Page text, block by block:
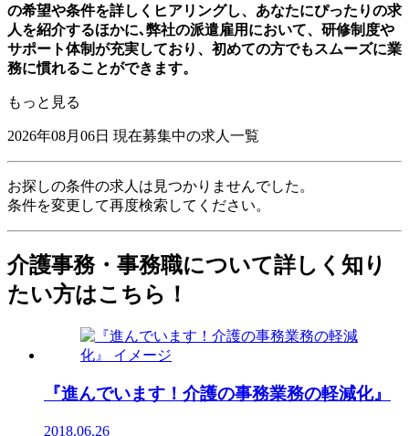
の希望や条件を詳しくヒアリングし、あなたにぴったりの求
人を紹介するほかに､弊社の派遣雇用において、研修制度や
サポート体制が充実しており、初めての方でもスムーズに業
務に慣れることができます。
もっと見る
2026年08月06日 現在募集中の求人一覧
お探しの条件の求人は見つかりませんでした。
条件を変更して再度検索してください。
介護事務・事務職について詳しく知り
たい方はこちら！
『進んでいます！介護の事務業務の軽減化』
2018.06.26